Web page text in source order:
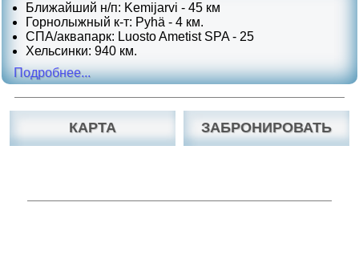
Ближайший н/п: Kemijarvi - 45 км
Горнолыжный к-т: Pyhä - 4 км.
СПА/аквапарк: Luosto Ametist SPA - 25
Хельсинки: 940 км.
Подробнее...
КАРТА ЗАБРОНИРОВАТЬ